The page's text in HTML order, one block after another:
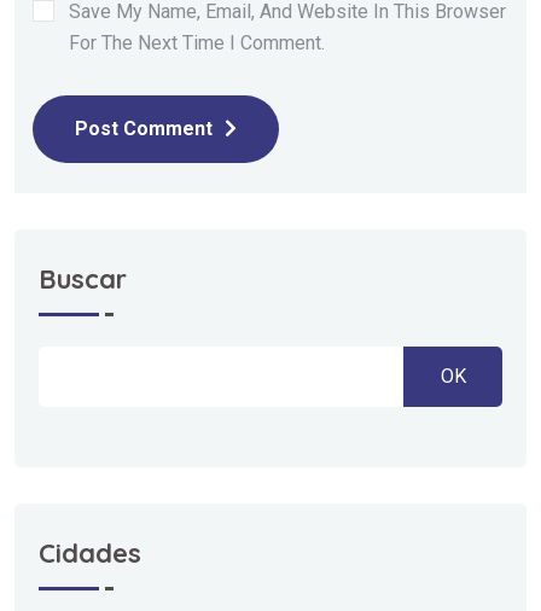
Save My Name, Email, And Website In This Browser
For The Next Time I Comment.
Post Comment
Buscar
OK
Cidades